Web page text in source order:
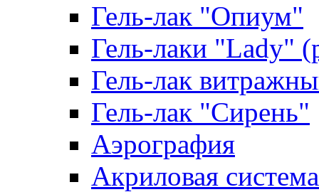
Гель-лак "Опиум"
Гель-лаки "Lady"
Гель-лак
Гель-лак "Сирень"
Аэрография
Акриловая система